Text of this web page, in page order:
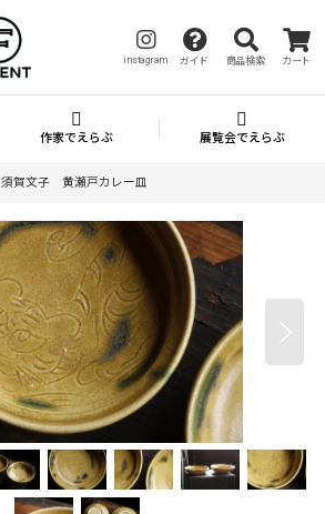
instagram ガイド 商品検索 カート
作家でえらぶ 展覧会でえらぶ
須賀文子 黄瀬戸カレー皿